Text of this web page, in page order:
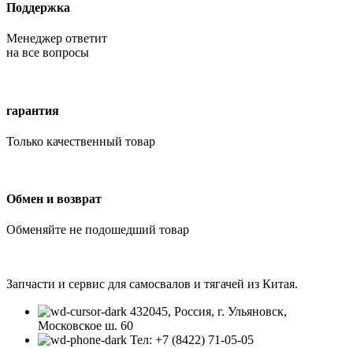
Поддержка
Менеджер ответит
на все вопросы
гарантия
Только качественный товар
Обмен и возврат
Обменяйте не подошедший товар
Запчасти и сервис для самосвалов и тягачей из Китая.
432045, Россия, г. Ульяновск,
Московское ш. 60
Тел: +7 (8422) 71-05-05